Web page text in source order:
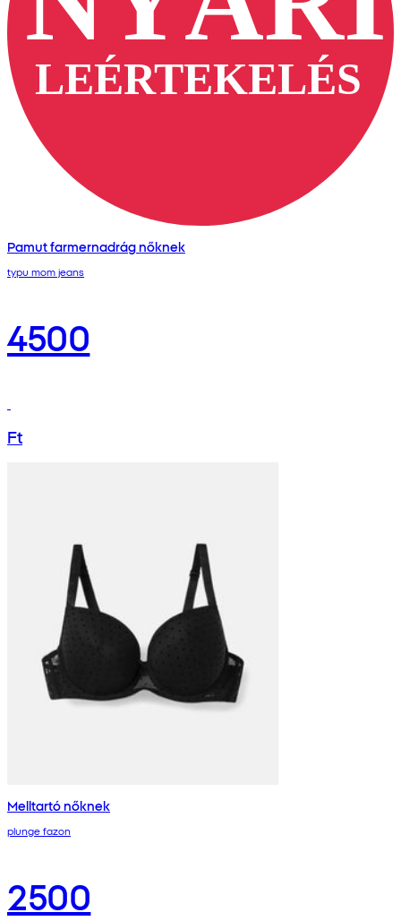
Pamut farmernadrág nőknek
typu mom jeans
4500
Ft
Melltartó nőknek
plunge fazon
2500